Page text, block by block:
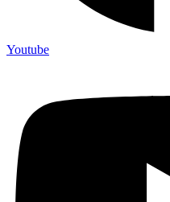
Youtube